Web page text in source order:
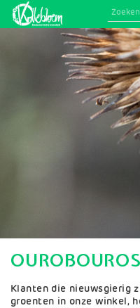
Skip
OUROBOUROS
Klanten die nieuwsgierig
groenten in onze winkel,